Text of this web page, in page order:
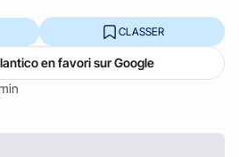
CLASSER
en favori sur Google